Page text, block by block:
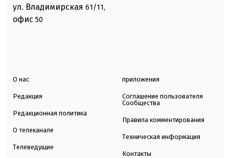
ул. Владимирская 61/11,
офис 50
О нас
Редакция
Редакционная политика
О телеканале
Телеведущие
приложения
Соглашение пользователя
Сообщества
Правила комментирования
Техническая информация
Контакты